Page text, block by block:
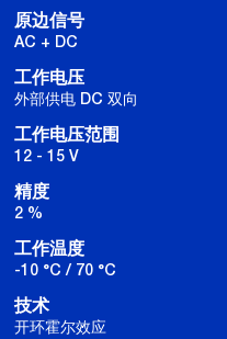
原边信号
AC + DC
工作电压
外部供电 DC 双向
工作电压范围
12 - 15 V
精度
2 %
工作温度
-10 °C / 70 °C
技术
开环霍尔效应